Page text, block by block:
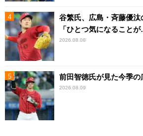
谷繁氏、広島・斉藤優
「ひとつ気になることが
2026.08.08
前田智徳氏が見た今季
2026.08.09